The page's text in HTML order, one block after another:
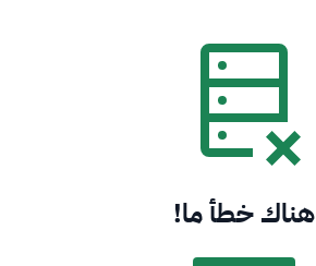
هناك خطأ ما!